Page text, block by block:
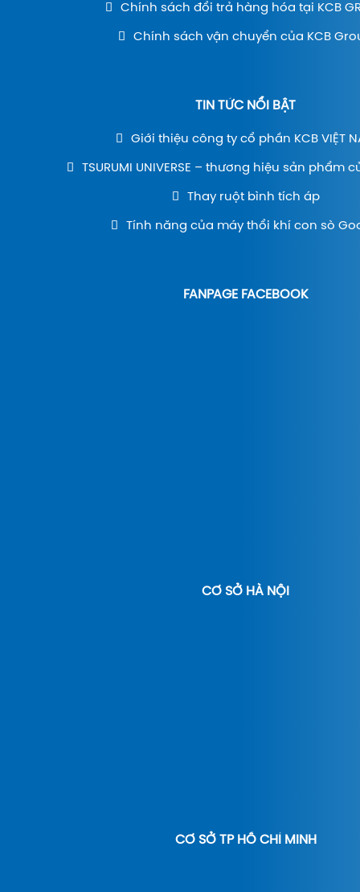
Chính sách đổi trả hàng hóa tại KCB
Chính sách vận chuyển của KCB
TIN TỨC NỔI BẬT
Giới thiệu công ty cổ phần KCB VIỆT
TSURUMI UNIVERSE – thương hiệu sản phẩm
Thay ruột bình tích áp
Tính năng của máy thổi khí con sò
FANPAGE FACEBOOK
CƠ SỞ HÀ NỘI
CƠ SỞ TP HỒ CHÍ MINH